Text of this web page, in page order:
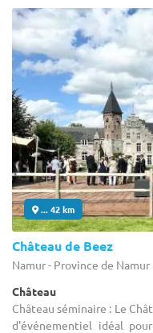
... 42 km
Château de Beez
Namur - Province de Namur
Château
Château séminaire : Le
d'événementiel idéal